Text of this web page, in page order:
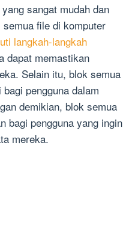
sangat mudah dan
file di komputer
langkah-langkah
dapat memastikan
Selain itu, blok semua
pengguna dalam
demikian, blok semua
bagi pengguna yang ingin
mereka.